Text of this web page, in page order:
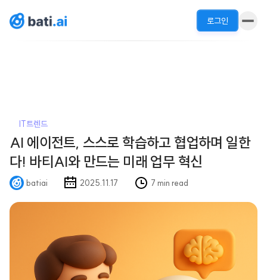
로그인
IT트렌드
AI 에이전트, 스스로 학습하고 협업하며 일한
다! 바티AI와 만드는 미래 업무 혁신
batiai 2025.11.17 7 min read